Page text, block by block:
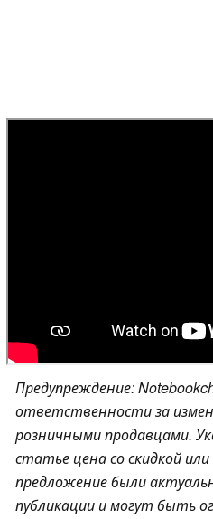
Предупреждение:
ответственности за
розничными продавцами.
статье цена со скидкой
предложение были
публикации и могут быть